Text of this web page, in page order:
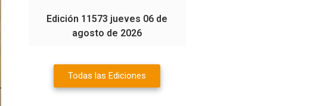
Edición 11573 jueves 06 de
agosto de 2026
Todas las Ediciones